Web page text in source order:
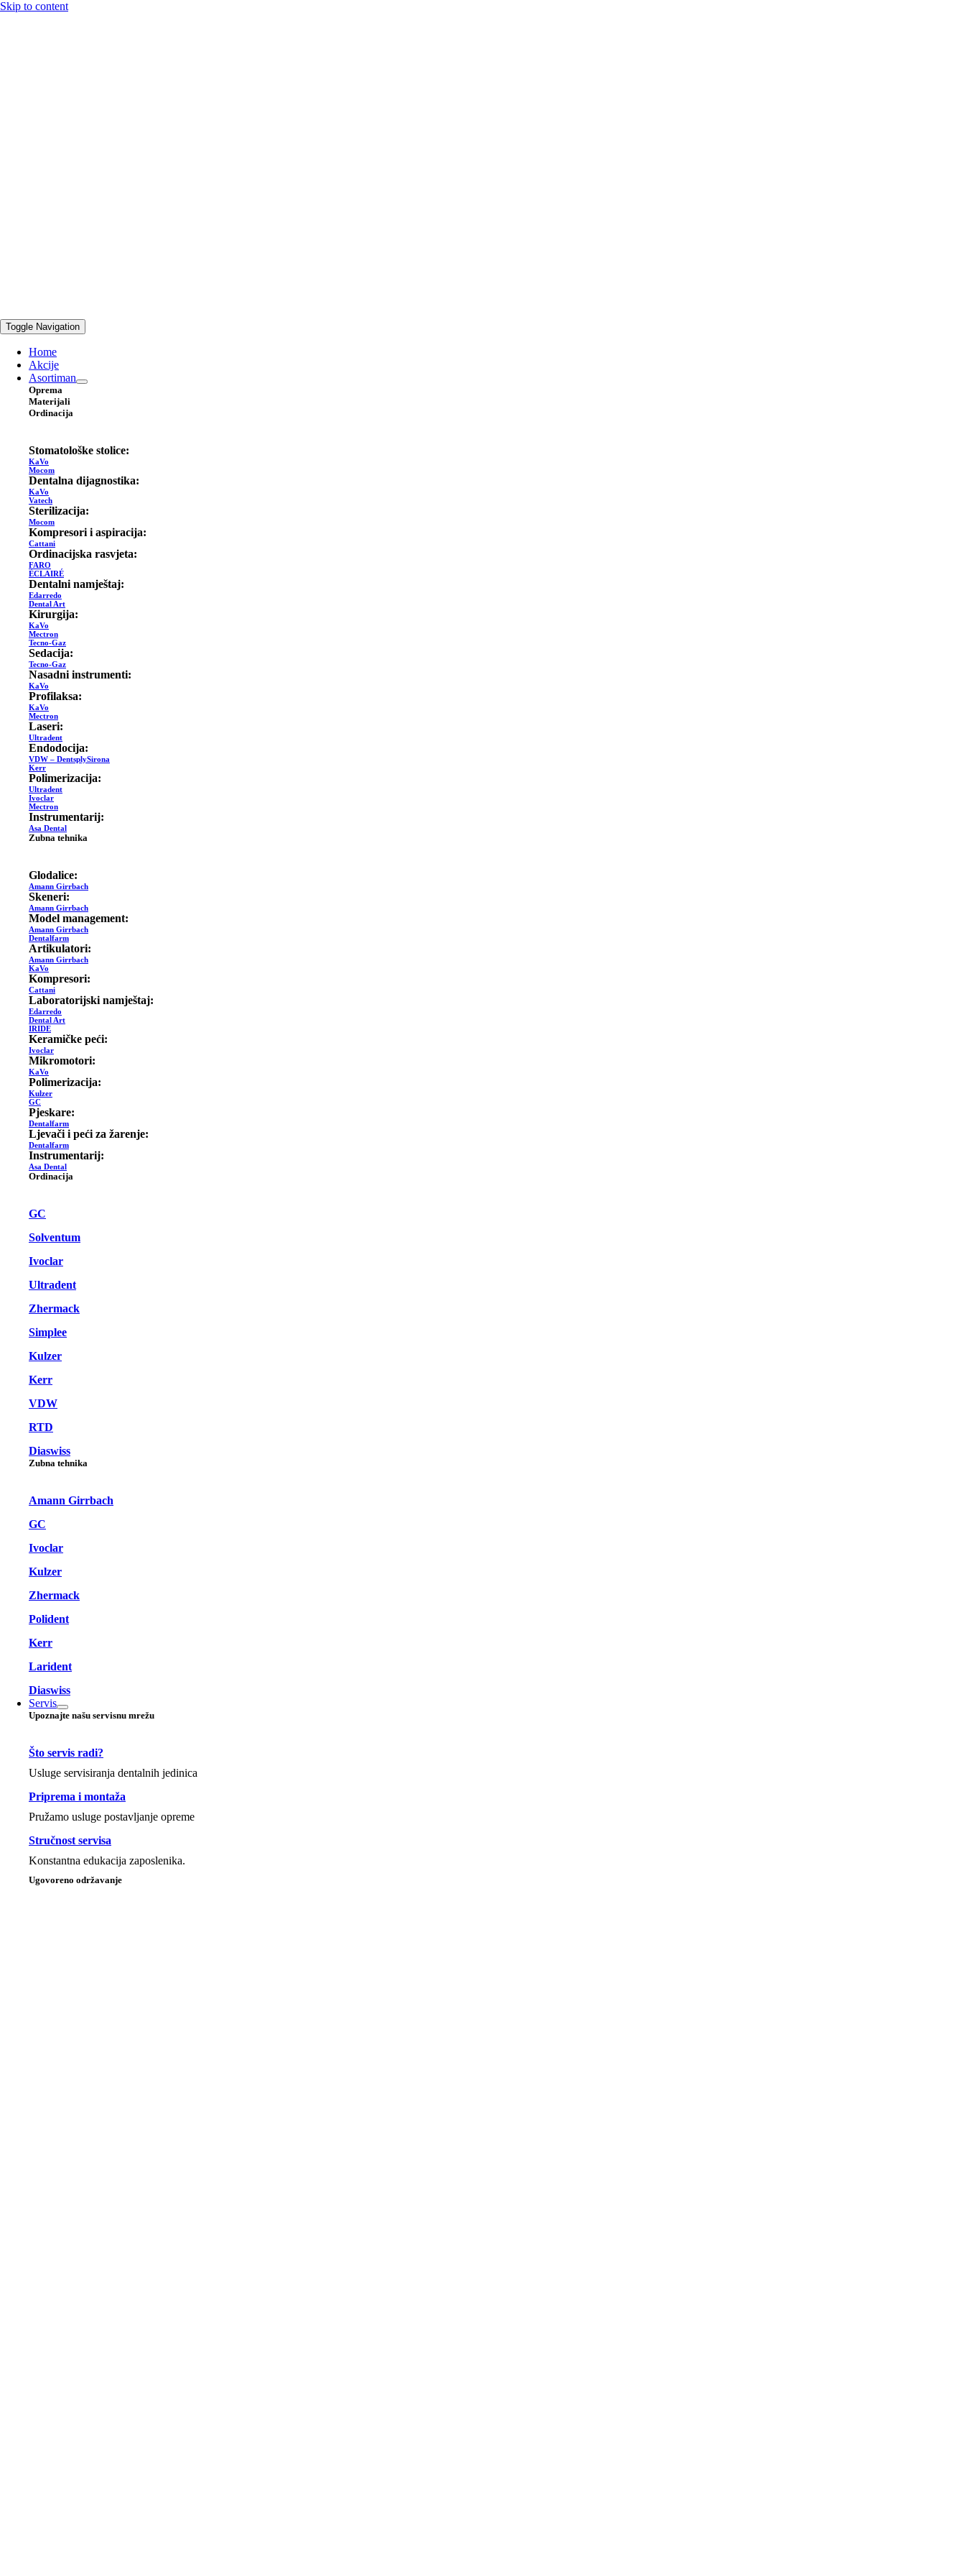
Skip to content
Toggle Navigation
Home
Akcije
Asortiman
Oprema
Materijali
Ordinacija
Stomatološke stolice:
KaVo
Mocom
Dentalna dijagnostika:
KaVo
Vatech
Sterilizacija:
Mocom
Kompresori i aspiracija:
Cattani
Ordinacijska rasvjeta:
FARO
ÈCLAIRÉ
Dentalni namještaj:
Edarredo
Dental Art
Kirurgija:
KaVo
Mectron
Tecno-Gaz
Sedacija:
Tecno-Gaz
Nasadni instrumenti:
KaVo
Profilaksa:
KaVo
Mectron
Laseri:
Ultradent
Endodocija:
VDW – DentsplySirona
Kerr
Polimerizacija:
Ultradent
Ivoclar
Mectron
Instrumentarij:
Asa Dental
Zubna tehnika
Glodalice:
Amann Girrbach
Skeneri:
Amann Girrbach
Model management:
Amann Girrbach
Dentalfarm
Artikulatori:
Amann Girrbach
KaVo
Kompresori:
Cattani
Laboratorijski namještaj:
Edarredo
Dental Art
IRIDE
Keramičke peći:
Ivoclar
Mikromotori:
KaVo
Polimerizacija:
Kulzer
GC
Pjeskare:
Dentalfarm
Ljevači i peći za žarenje:
Dentalfarm
Instrumentarij:
Asa Dental
Ordinacija
GC
Solventum
Ivoclar
Ultradent
Zhermack
Simplee
Kulzer
Kerr
VDW
RTD
Diaswiss
Zubna tehnika
Amann Girrbach
GC
Ivoclar
Kulzer
Zhermack
Polident
Kerr
Larident
Diaswiss
Servis
Upoznajte našu servisnu mrežu
Što servis radi?
Usluge servisiranja dentalnih jedinica
Priprema i montaža
Pružamo usluge postavljanje opreme
Stručnost servisa
Konstantna edukacija zaposlenika.
Ugovoreno održavanje